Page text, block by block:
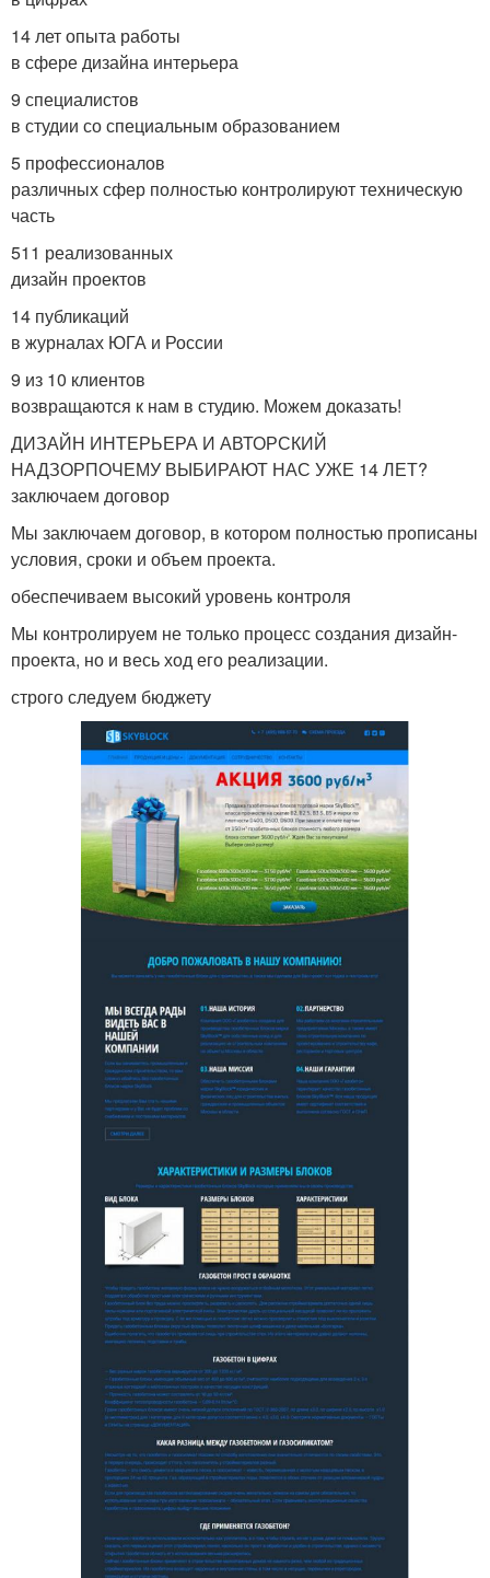
14 лет опыта работы
в сфере дизайна интерьера
9 специалистов
в студии со специальным образованием
5 профессионалов
различных сфер полностью контролируют техническую
часть
511 реализованных
дизайн проектов
14 публикаций
в журналах ЮГА и России
9 из 10 клиентов
возвращаются к нам в студию. Можем доказать!
ДИЗАЙН ИНТЕРЬЕРА И АВТОРСКИЙ
НАДЗОРПОЧЕМУ ВЫБИРАЮТ НАС УЖЕ 14 ЛЕТ?
заключаем договор
Мы заключаем договор, в котором полностью прописаны
условия, сроки и объем проекта.
обеспечиваем высокий уровень контроля
Мы контролируем не только процесс создания дизайн-
проекта, но и весь ход его реализации.
строго следуем бюджету